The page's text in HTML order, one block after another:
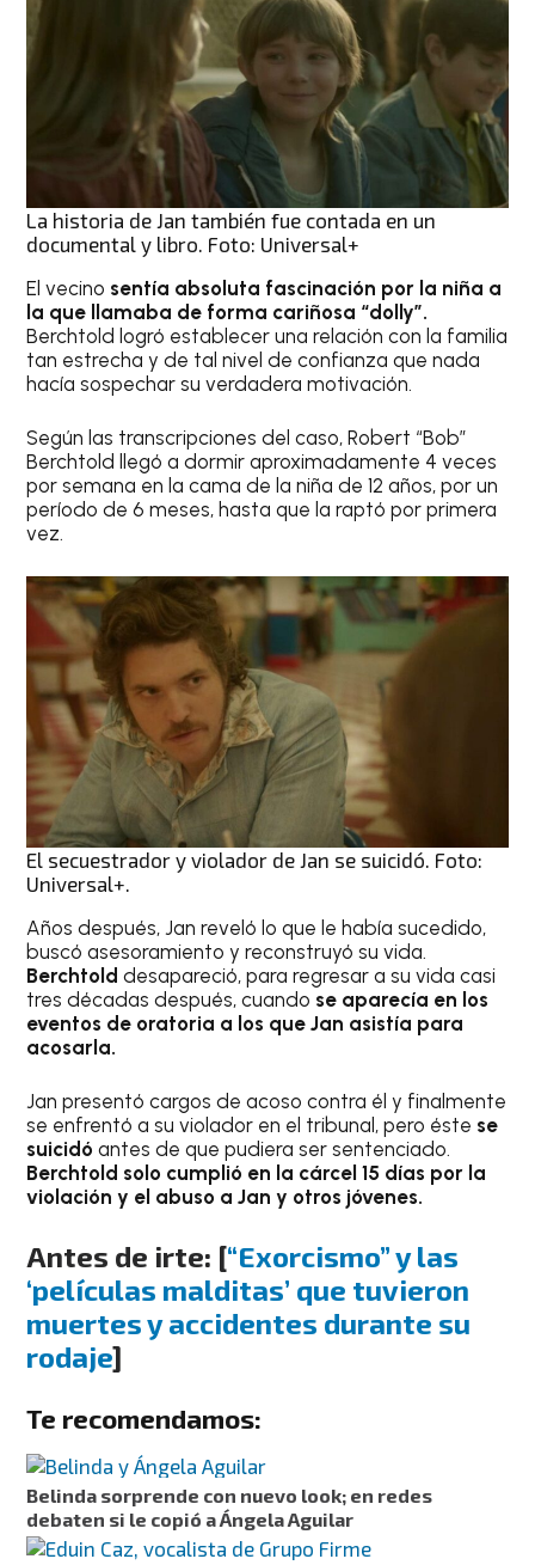
La historia de Jan también fue contada en un
documental y libro. Foto: Universal+
El vecino sentía absoluta fascinación por la niña a
la que llamaba de forma cariñosa “dolly”.
Berchtold logró establecer una relación con la familia
tan estrecha y de tal nivel de confianza que nada
hacía sospechar su verdadera motivación.
Según las transcripciones del caso, Robert “Bob”
Berchtold llegó a dormir aproximadamente 4 veces
por semana en la cama de la niña de 12 años, por un
período de 6 meses, hasta que la raptó por primera
vez.
El secuestrador y violador de Jan se suicidó. Foto:
Universal+.
Años después, Jan reveló lo que le había sucedido,
buscó asesoramiento y reconstruyó su vida.
Berchtold desapareció, para regresar a su vida casi
tres décadas después, cuando se aparecía en los
eventos de oratoria a los que Jan asistía para
acosarla.
Jan presentó cargos de acoso contra él y finalmente
se enfrentó a su violador en el tribunal, pero éste se
suicidóantes de que pudiera ser sentenciado.
Berchtold solo cumplió en la cárcel 15 días por la
violación y el abuso a Jan y otros jóvenes.
Antes de irte: [“Exorcismo” y las
‘películas malditas’ que tuvieron
muertes y accidentes durante su
rodaje]
Te recomendamos:
Belinda sorprende con nuevo look; en redes
debaten si le copió a Ángela Aguilar